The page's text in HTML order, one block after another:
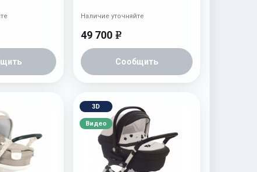
49 700 e
Сообщить
Наличие уточняйте
3D
Видео